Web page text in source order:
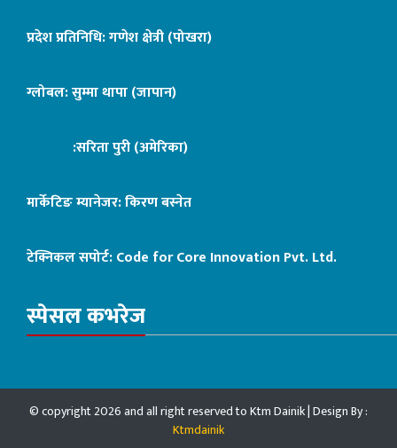
प्रदेश प्रतिनिधि: गणेश क्षेत्री (पोखरा)
ग्लोबल: सुम्मा थापा (जापान)
:सरिता पुरी (अमेरिका)
मार्केटिङ म्यानेजर: किरण बस्नेत
टेक्निकल सपोर्ट:Code for Core Innovation Pvt. Ltd.
स्पेसल कभरेज
© copyright 2026 and all right reserved to Ktm Dainik | Design By :
Ktmdainik